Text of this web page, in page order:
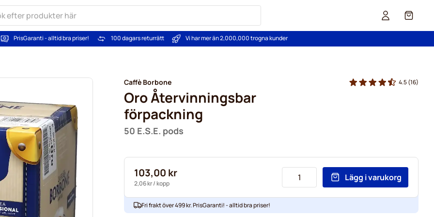
Cart
PrisGaranti - alltid bra priser! 100 dagars returrätt Vi har mer än 2,000,000 trogna kunder
Caffè Borbone
Oro Återvinningsbar
förpackning
50 E.S.E. pods
4.5(16)
103,00 kr
2,06 kr/ kopp
Lägg i varukorg
Fri frakt över 499 kr. PrisGaranti! - alltid bra priser!